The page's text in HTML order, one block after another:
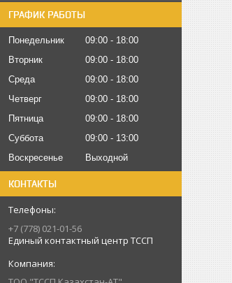
ГРАФИК РАБОТЫ
Понедельник 09:00
18:00
Вторник
09:00
18:00
Среда
09:00
18:00
Четверг
09:00
18:00
Пятница
09:00
18:00
Суббота
09:00
13:00
Воскресенье
Выходной
КОНТАКТЫ
+7 (778) 021-01-56
Единый контактный центр ТССП